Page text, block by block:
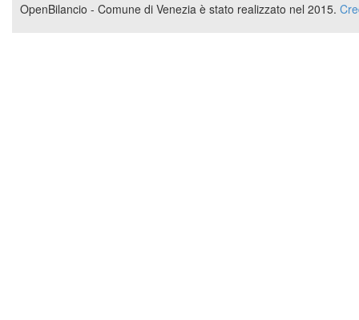
OpenBilancio - Comune di Venezia è stato realizzato nel 2015.